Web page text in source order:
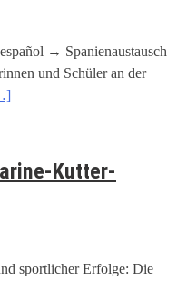
→ Spanienaustausch
und Schüler an der
Kutter-
sportlicher Erfolge: Die